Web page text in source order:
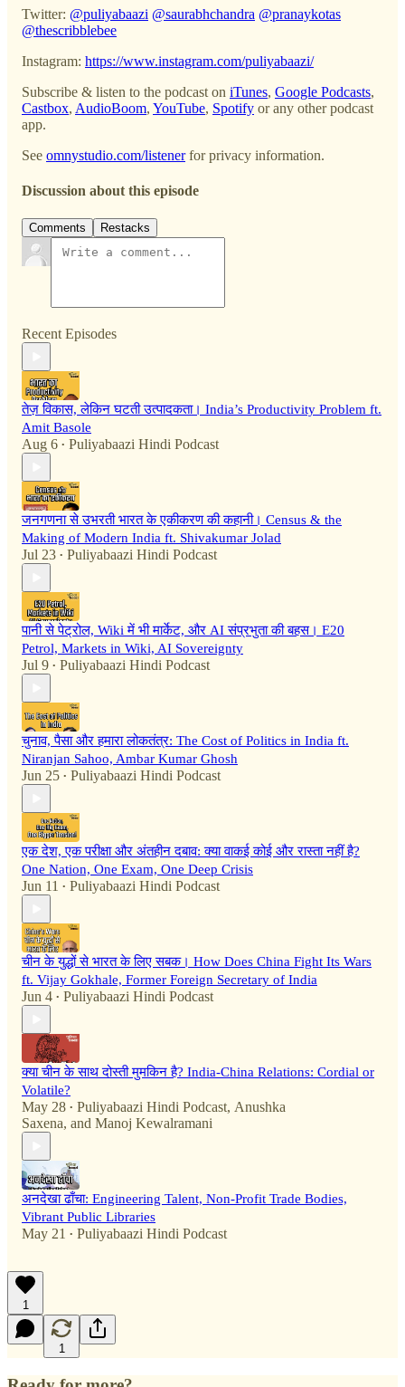
Twitter: @puliyabaazi @saurabhchandra @pranaykotas
@thescribblebee
Instagram: https://www.instagram.com/puliyabaazi/
Subscribe & listen to the podcast on iTunes, Google Podcasts,
Castbox, AudioBoom, YouTube, Spotify or any other podcast
app.
See omnystudio.com/listenerfor privacy information.
Discussion about this episode
Comments Restacks
Recent Episodes
तेज़ विकास, लेकिन घटती उत्पादकता। India’s Productivity Problem ft.
Amit Basole
Aug 6 • Puliyabaazi Hindi Podcast
जनगणना से उभरती भारत के एकीकरण की कहानी। Census & the
Making of Modern India ft. Shivakumar Jolad
Jul 23 • Puliyabaazi Hindi Podcast
पानी से पेट्रोल, Wiki में भी मार्केट, और AI संप्रभुता की बहस। E20
Petrol, Markets in Wiki, AI Sovereignty
Jul 9 • Puliyabaazi Hindi Podcast
चुनाव, पैसा और हमारा लोकतंत्र: The Cost of Politics in India ft.
Niranjan Sahoo, Ambar Kumar Ghosh
Jun 25 • Puliyabaazi Hindi Podcast
एक देश, एक परीक्षा और अंतहीन दबाव: क्या वाकई कोई और रास्ता नहीं है?
One Nation, One Exam, One Deep Crisis
Jun 11 • Puliyabaazi Hindi Podcast
चीन के युद्धों से भारत के लिए सबक। How Does China Fight Its Wars
ft. Vijay Gokhale, Former Foreign Secretary of India
Jun 4 • Puliyabaazi Hindi Podcast
क्या चीन के साथ दोस्ती मुमकिन है? India-China Relations: Cordial or
Volatile?
May 28 • Puliyabaazi Hindi Podcast, Anushka
Saxena, and Manoj Kewalramani
अनदेखा ढाँचा: Engineering Talent, Non-Profit Trade Bodies,
Vibrant Public Libraries
May 21 • Puliyabaazi Hindi Podcast
1
1